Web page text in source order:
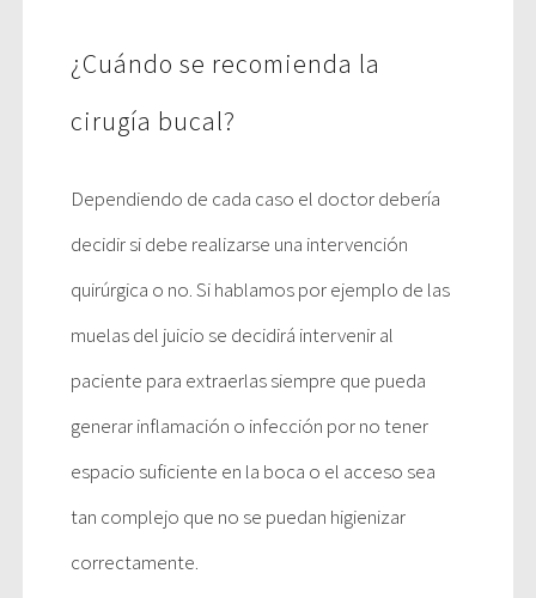
¿Cuándo se recomienda la
cirugía bucal?
Dependiendo de cada caso el doctor debería
decidir si debe realizarse una intervención
quirúrgica o no. Si hablamos por ejemplo de las
muelas del juicio se decidirá intervenir al
paciente para extraerlas siempre que pueda
generar inflamación o infección por no tener
espacio suficiente en la boca o el acceso sea
tan complejo que no se puedan higienizar
correctamente.